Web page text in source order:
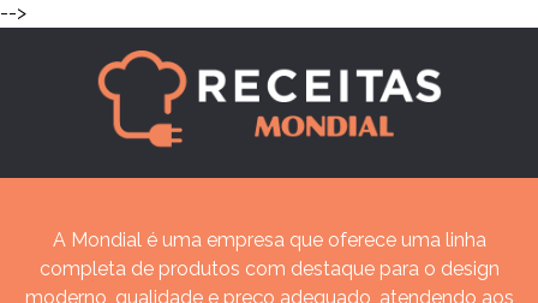
-->
A Mondial é uma empresa que oferece uma linha
completa de produtos com destaque para o design
moderno, qualidade e preço adequado, atendendo aos